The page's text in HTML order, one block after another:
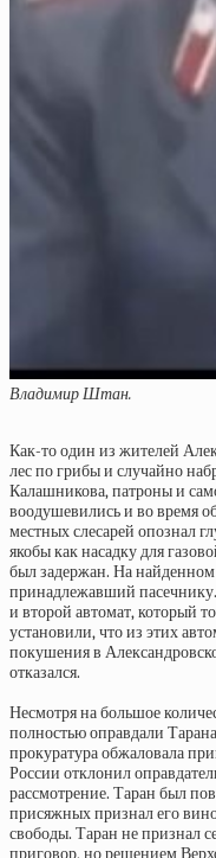
Владимир Штан.
Как-то один из жителей
лес по грибы и случайно
Калашникова, патроны и
воодушевились и во время
местных слесарей опознал
якобы как насадку для
был задержан. На
принадлежавший
и второй автомат, который
установили, что из этих
покушения в
отказался.
Несмотря на большое
полностью оправдали
прокуратура обжаловала
России отклонил
рассмотрение. Таран был
присяжных признал его
свободы. Таран не признал
приговор, но решением